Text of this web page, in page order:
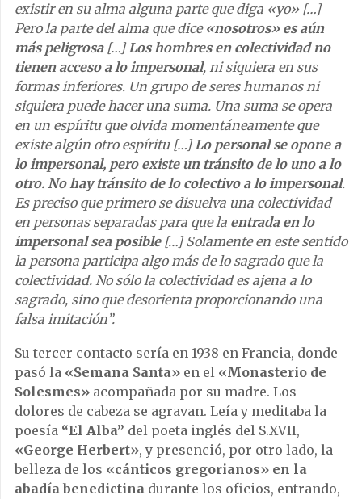
existir en su alma alguna parte que diga «yo» […]
Pero la parte del alma que dice «nosotros» es aún
más peligrosa[…]Los hombres en colectividad no
tienen acceso a lo impersonal, ni siquiera en sus
formas inferiores. Un grupo de seres humanos ni
siquiera puede hacer una suma. Una suma se opera
en un espíritu que olvida momentáneamente que
existe algún otro espíritu […]Lo personal se opone a
lo impersonal, pero existe un tránsito de lo uno a lo
otro. No hay tránsito de lo colectivo a lo impersonal.
Es preciso que primero se disuelva una colectividad
en personas separadas para que la entrada en lo
impersonal sea posible[…] Solamente en este sentido
la persona participa algo más de lo sagrado que la
colectividad. No sólo la colectividad es ajena a lo
sagrado, sino que desorienta proporcionando una
falsa imitación”.
Su tercer contacto sería en 1938 en Francia, donde
pasó la «Semana Santa» en el «Monasterio de
Solesmes» acompañada por su madre. Los
dolores de cabeza se agravan. Leía y meditaba la
poesía “El Alba” del poeta inglés del S.XVII,
«George Herbert», y presenció, por otro lado, la
belleza de los «cánticos gregorianos» en la
abadía benedictina durante los oficios, entrando,